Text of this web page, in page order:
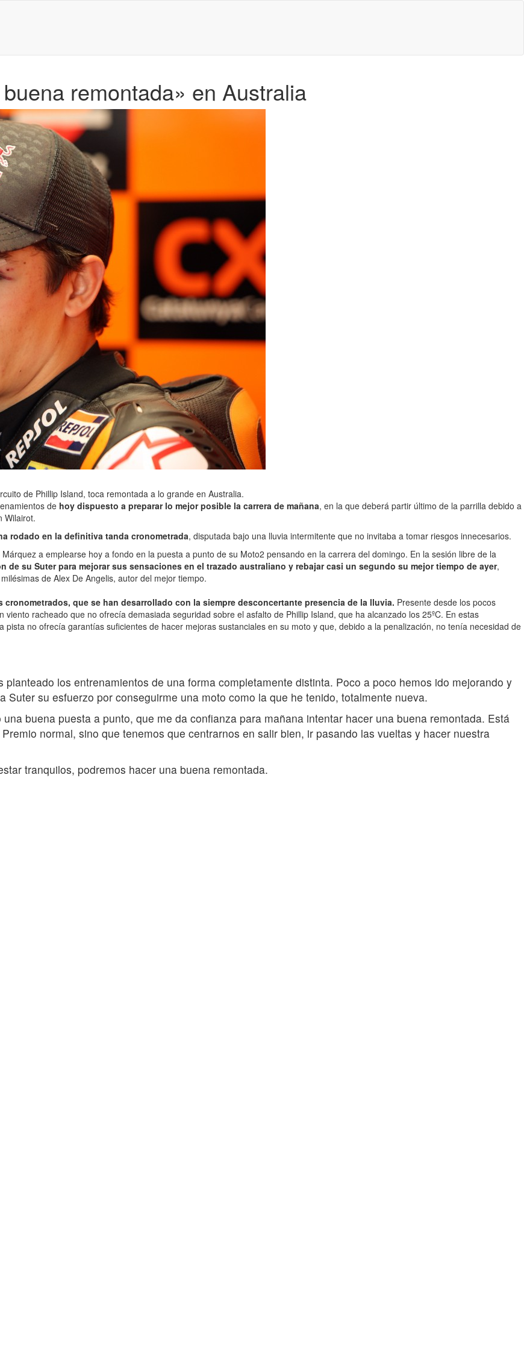
remontada» en Australia
de Phillip Island, toca remontada a lo grande en Australia.
de hoy dispuesto a preparar lo mejor posible la carrera de mañana, en la que deberá partir último de la parrilla debido a
Wilairot.
rodado en la definitiva tanda cronometrada, disputada bajo una lluvia intermitente que no invitaba a tomar riesgos innecesarios.
a emplearse hoy a fondo en la puesta a punto de su Moto2 pensando en la carrera del domingo. En la sesión libre de la
de su Suter para mejorar sus sensaciones en el trazado australiano y rebajar casi un segundo su mejor tiempo de ayer,
de Alex De Angelis, autor del mejor tiempo.
que se han desarrollado con la siempre desconcertante presencia de la lluvia. Presente desde los pocos
racheado que no ofrecía demasiada seguridad sobre el asfalto de Phillip Island, que ha alcanzado los 25ºC. En estas
no ofrecía garantías suficientes de hacer mejoras sustanciales en su moto y que, debido a la penalización, no tenía necesidad de
los entrenamientos de una forma completamente distinta. Poco a poco hemos ido mejorando y
su esfuerzo por conseguirme una moto como la que he tenido, totalmente nueva.
buena puesta a punto, que me da confianza para mañana intentar hacer una buena remontada. Está
normal, sino que tenemos que centrarnos en salir bien, ir pasando las vueltas y hacer nuestra
tranquilos, podremos hacer una buena remontada.